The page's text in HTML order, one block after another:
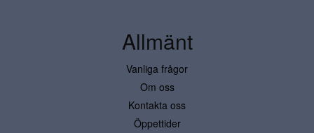
Allmänt
Vanliga frågor
Om oss
Kontakta oss
Öppettider